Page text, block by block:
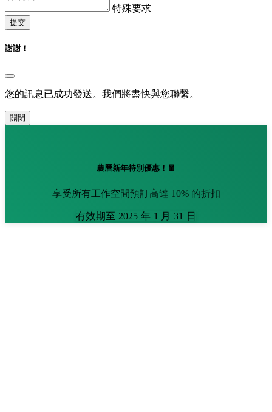
特殊要求
提交
謝謝！
您的訊息已成功發送。我們將盡快與您聯繫。
關閉
農曆新年特別優惠！🧧
享受所有工作空間預訂高達 10% 的折扣
有效期至 2025 年 1 月 31 日